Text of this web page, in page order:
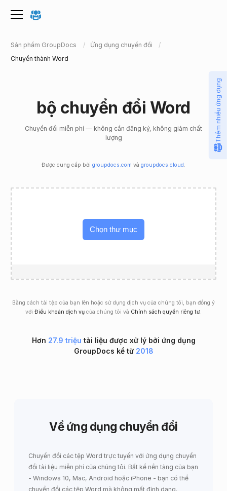
Sản phẩm GroupDocs
Ứng dụng chuyển đổi
Chuyển thành Word
bộ chuyển đổi Word
Chuyển đổi miễn phí — không cần đăng ký, không giảm chất
lượng
Được cung cấp bởi groupdocs.com và groupdocs.cloud .
Chọn thư mục
Bằng cách tải tệp của bạn lên hoặc sử dụng dịch vụ của chúng tôi, bạn đồng ý
với Điều khoản dịch vụ của chúng tôi và Chính sách quyền riêng tư.
Hơn 27.9 triệu tài liệu được xử lý bởi ứng dụng
GroupDocs kể từ 2018
Về ứng dụng chuyển đổi
Chuyển đổi các tệp Word trực tuyến với ứng dụng chuyển
đổi tài liệu miễn phí của chúng tôi. Bất kể nền tảng của bạn
- Windows 10, Mac, Android hoặc iPhone - bạn có thể
chuyển đổi các tệp Word mà không mất định dạng.
Thêm nhiều ứng dụng